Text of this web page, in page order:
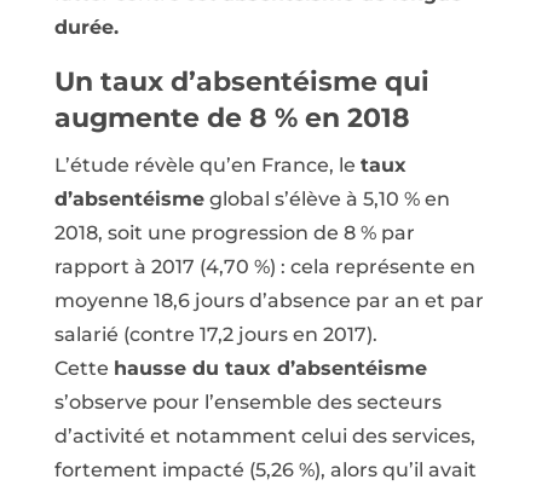
durée.
Un taux d’absentéisme qui
augmente de 8 % en 2018
L’étude révèle qu’en France, le taux
d’absentéismeglobal s’élève à 5,10 % en
2018, soit une progression de 8 % par
rapport à 2017 (4,70 %) : cela représente en
moyenne 18,6 jours d’absence par an et par
salarié (contre 17,2 jours en 2017).
Cette hausse du taux d’absentéisme
s’observe pour l’ensemble des secteurs
d’activité et notamment celui des services,
fortement impacté (5,26 %), alors qu’il avait